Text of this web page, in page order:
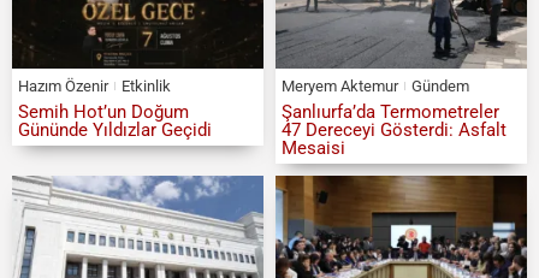
Hazım Özenir Etkinlik
Semih Hot’un Doğum
Gününde Yıldızlar Geçidi
Meryem Aktemur Gündem
Şanlıurfa’da Termometreler
47 Dereceyi Gösterdi: Asfalt
Mesaisi